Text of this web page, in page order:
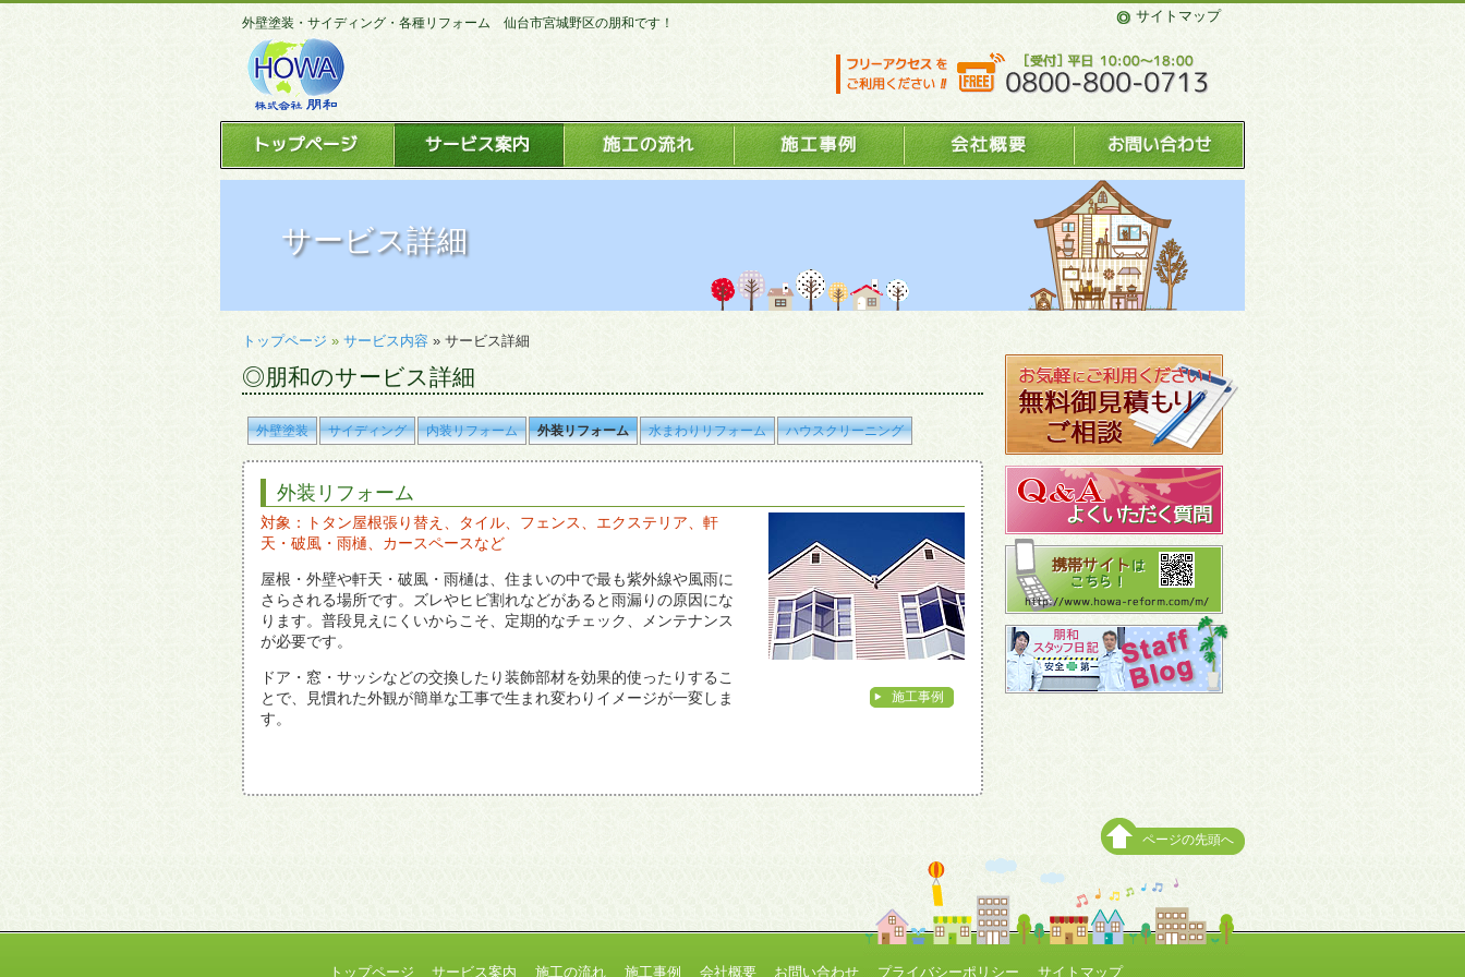
外壁塗装・サイディング・各種リフォーム 仙台市宮城野区の朋和です！ サイトマップ
サービス詳細
トップページ » サービス内容 » サービス詳細
◎朋和のサービス詳細
外壁塗装 サイディング 内装リフォーム 外装リフォーム 水まわりリフォーム ハウスクリーニング
外装リフォーム
対象：トタン屋根張り替え、タイル、フェンス、エクステリア、軒
天・破風・雨樋、カースペースなど
屋根・外壁や軒天・破風・雨樋は、住まいの中で最も紫外線や風雨に
さらされる場所です。ズレやヒビ割れなどがあると雨漏りの原因にな
ります。普段見えにくいからこそ、定期的なチェック、メンテナンス
が必要です。
ドア・窓・サッシなどの交換したり装飾部材を効果的使ったりするこ
とで、見慣れた外観が簡単な工事で生まれ変わりイメージが一変しま
す。
施工事例
ページの先頭へ
トップページ サービス案内 施工の流れ 施工事例 会社概要 お問い合わせ プライバシーポリシー サイトマップ